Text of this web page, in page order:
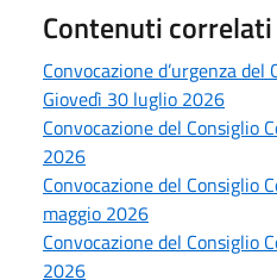
Contenuti correlati
Convocazione d’urgenza del
Giovedì 30 luglio 2026
Convocazione del Consiglio
2026
Convocazione del Consiglio
maggio 2026
Convocazione del Consiglio
2026